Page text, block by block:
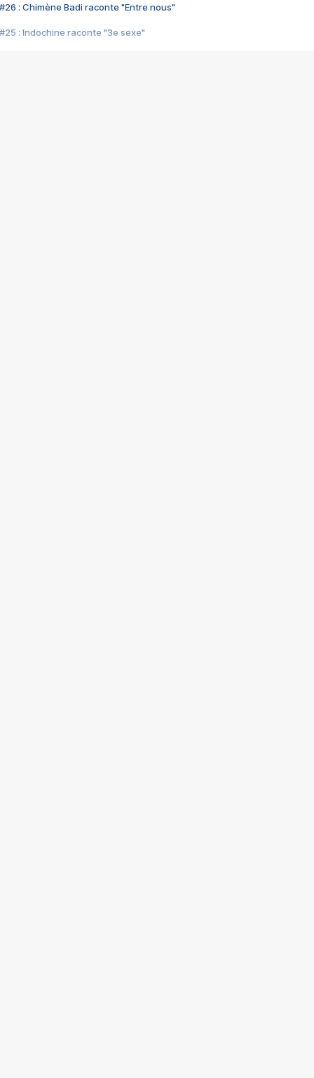
#26 : Chimène Badi raconte "Entre nous"
#25 : Indochine raconte "3e sexe"